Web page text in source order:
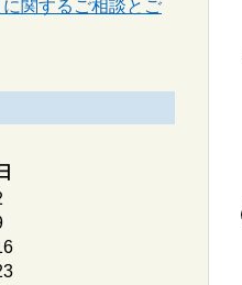
に関するご相談とご
日